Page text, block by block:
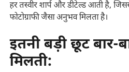
हर तस्वीर शार्प और डीटेल्ड आती है,
फोटोग्राफी जैसा अनुभव मिलता है।
इतनी बड़ी छूट बार-
मिलती: